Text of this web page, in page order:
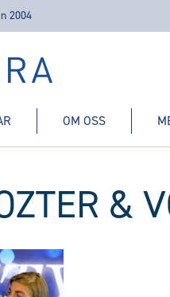
2004
OM OSS
&